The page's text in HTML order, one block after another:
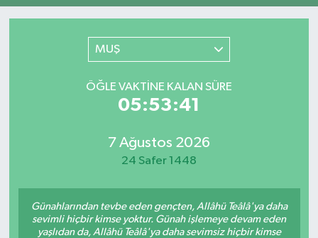
MUŞ
ÖĞLE VAKTINE KALAN SÜRE
05:53:41
7 Ağustos 2026
24 Safer 1448
Günahlarından tevbe eden gençten, Allâhü Teâlâ'ya daha
sevimli hiçbir kimse yoktur. Günah işlemeye devam eden
yaşlıdan da, Allâhü Teâlâ'ya daha sevimsiz hiçbir kimse
EKONOMİ
KÜLTÜR - SANAT
Haber Arşivi